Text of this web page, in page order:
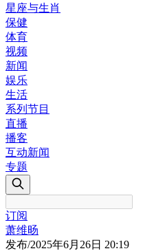
星座与生肖
保健
体育
视频
新闻
娱乐
生活
系列节目
直播
播客
互动新闻
专题
订阅
萧维旸
发布/2025年6月26日 20:19